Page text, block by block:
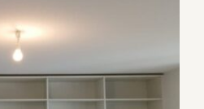
op
Wijthem